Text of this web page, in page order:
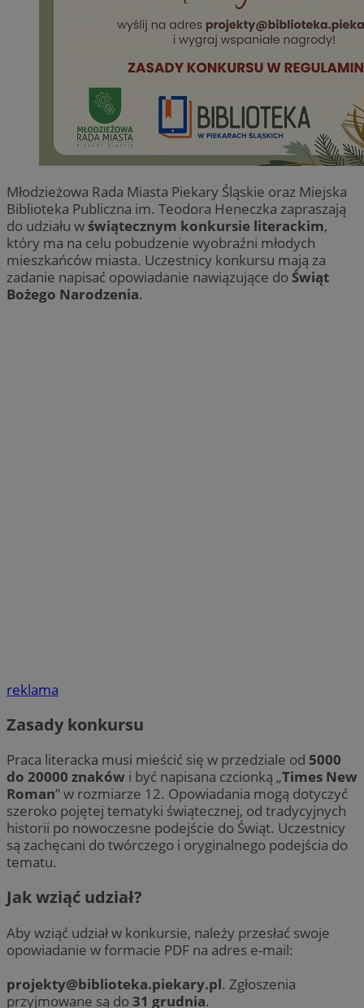
Młodzieżowa Rada Miasta Piekary Śląskie oraz Miejska
Biblioteka Publiczna im. Teodora Heneczka zapraszają
do udziału w świątecznym konkursie literackim,
który ma na celu pobudzenie wyobraźni młodych
mieszkańców miasta. Uczestnicy konkursu mają za
zadanie napisać opowiadanie nawiązujące do Świąt
Bożego Narodzenia.
reklama
Zasady konkursu
Praca literacka musi mieścić się w przedziale od 5000
do 20000 znaków i być napisana czcionką „Times New
Roman” w rozmiarze 12. Opowiadania mogą dotyczyć
szeroko pojętej tematyki świątecznej, od tradycyjnych
historii po nowoczesne podejście do Świąt. Uczestnicy
są zachęcani do twórczego i oryginalnego podejścia do
tematu.
Jak wziąć udział?
Aby wziąć udział w konkursie, należy przesłać swoje
opowiadanie w formacie PDF na adres e-mail:
projekty@biblioteka.piekary.pl. Zgłoszenia
przyjmowane są do31 grudnia.